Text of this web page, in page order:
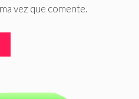
vez que comente.